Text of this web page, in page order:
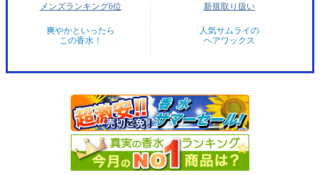
メンズランキング6位
爽やかといったら
この香水！
新規取り扱い
人気サムライの
ヘアワックス